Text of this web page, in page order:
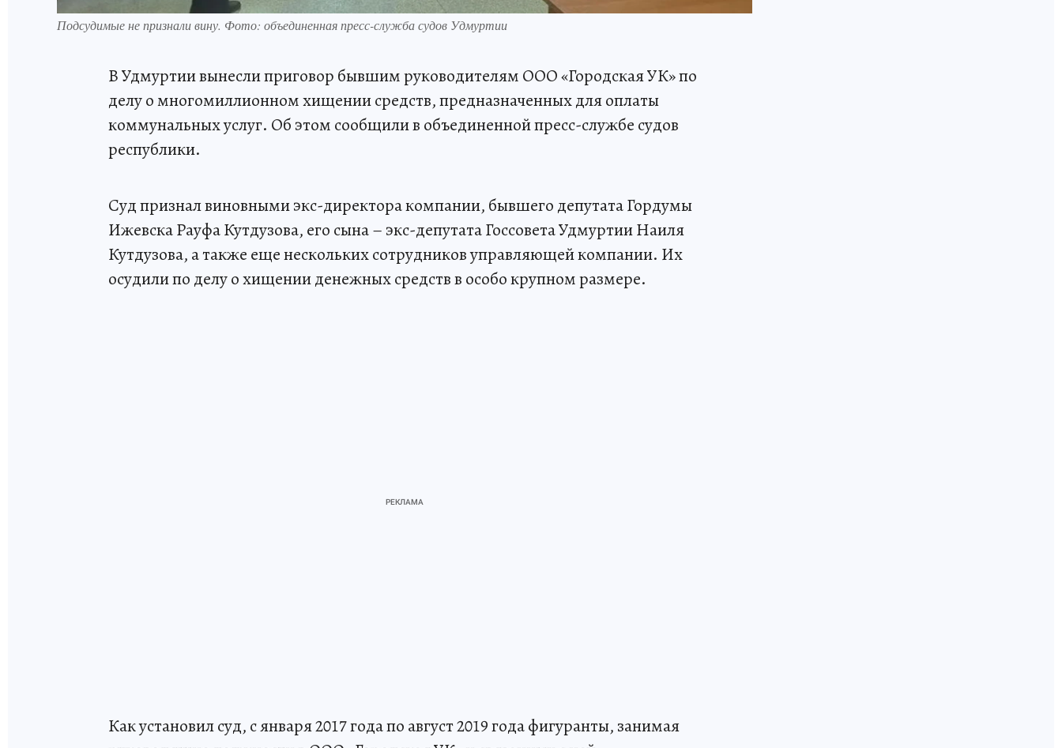
Подсудимые не признали вину. Фото: объединенная пресс-служба судов Удмуртии
В Удмуртии вынесли приговор бывшим руководителям ООО «Городская УК» по
делу о многомиллионном хищении средств, предназначенных для оплаты
коммунальных услуг. Об этом сообщили в объединенной пресс-службе судов
республики.
Суд признал виновными экс-директора компании, бывшего депутата Гордумы
Ижевска Рауфа Кутдузова, его сына – экс-депутата Госсовета Удмуртии Наиля
Кутдузова, а также еще нескольких сотрудников управляющей компании. Их
осудили по делу о хищении денежных средств в особо крупном размере.
Как установил суд, с января 2017 года по август 2019 года фигуранты, занимая